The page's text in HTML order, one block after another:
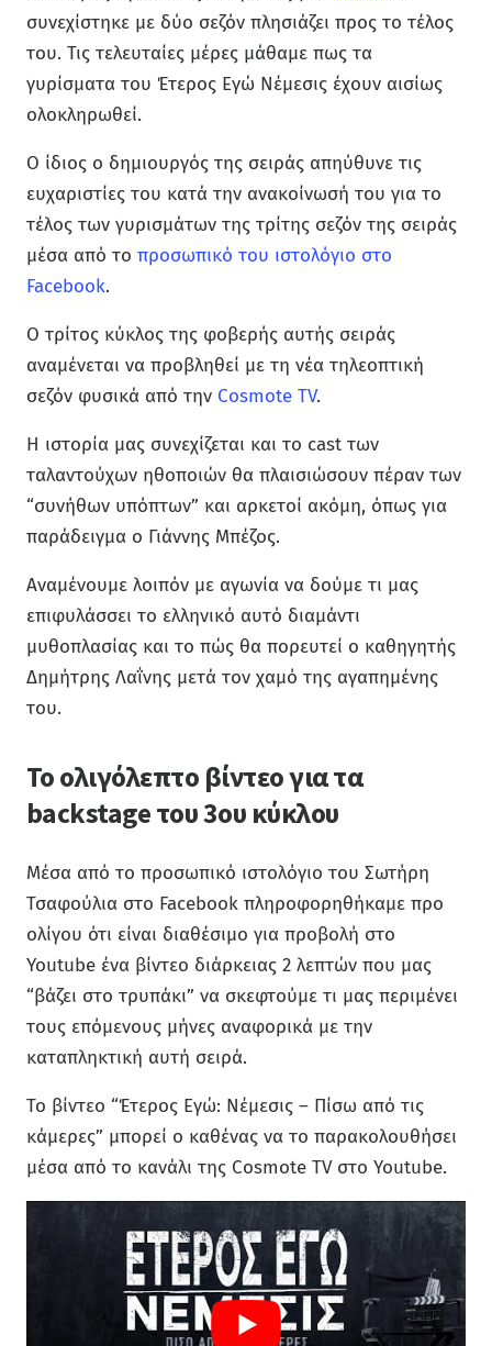
συνεχίστηκε με δύο σεζόν πλησιάζει προς το τέλος
του. Τις τελευταίες μέρες μάθαμε πως τα
γυρίσματα του Έτερος Εγώ Νέμεσις έχουν αισίως
ολοκληρωθεί.
Ο ίδιος ο δημιουργός της σειράς απηύθυνε τις
ευχαριστίες του κατά την ανακοίνωσή του για το
τέλος των γυρισμάτων της τρίτης σεζόν της σειράς
μέσα από το προσωπικό του ιστολόγιο στο
Facebook.
Ο τρίτος κύκλος της φοβερής αυτής σειράς
αναμένεται να προβληθεί με τη νέα τηλεοπτική
σεζόν φυσικά από την Cosmote TV.
Η ιστορία μας συνεχίζεται και το cast των
ταλαντούχων ηθοποιών θα πλαισιώσουν πέραν των
“συνήθων υπόπτων” και αρκετοί ακόμη, όπως για
παράδειγμα ο Γιάννης Μπέζος.
Αναμένουμε λοιπόν με αγωνία να δούμε τι μας
επιφυλάσσει το ελληνικό αυτό διαμάντι
μυθοπλασίας και το πώς θα πορευτεί ο καθηγητής
Δημήτρης Λαΐνης μετά τον χαμό της αγαπημένης
του.
Το ολιγόλεπτο βίντεο για τα
backstage του 3ου κύκλου
Μέσα από το προσωπικό ιστολόγιο του Σωτήρη
Τσαφούλια στο Facebook πληροφορηθήκαμε προ
ολίγου ότι είναι διαθέσιμο για προβολή στο
Youtube ένα βίντεο διάρκειας 2 λεπτών που μας
“βάζει στο τρυπάκι” να σκεφτούμε τι μας περιμένει
τους επόμενους μήνες αναφορικά με την
καταπληκτική αυτή σειρά.
Το βίντεο “Έτερος Εγώ: Νέμεσις – Πίσω από τις
κάμερες” μπορεί ο καθένας να το παρακολουθήσει
μέσα από το κανάλι της Cosmote TV στο Youtube.